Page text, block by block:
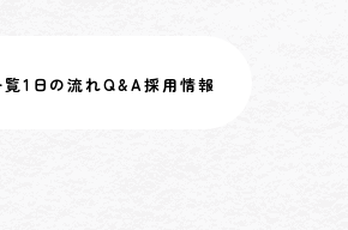
1日の流れQ&A採用情報